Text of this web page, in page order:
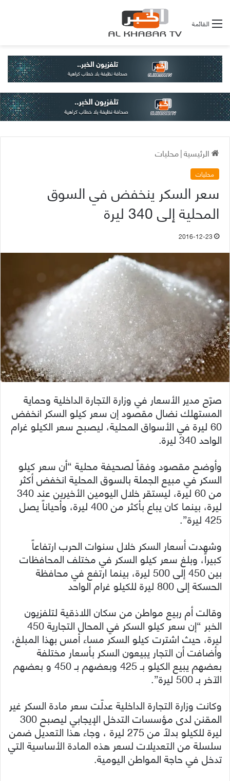
القائمة
الرئيسية|محليات
محليات
سعر السكر ينخفض في السوق
المحلية إلى 340 ليرة
2016-12-23
صرّح مدير الأسعار في وزارة التجارة الداخلية وحماية
المستهلك نضال مقصود إن سعر كيلو السكر انخفض
60 ليرة في الأسواق المحلية، ليصبح سعر الكيلو غرام
الواحد 340 ليرة.
وأوضح مقصود وفقاً لصحيفة محلية “أن سعر كيلو
السكر في مبيع الجملة بالسوق المحلية انخفض أكثر
من 60 ليرة، ليستقر خلال اليومين الأخيرين عند 340
ليرة، بينما كان يباع بأكثر من 400 ليرة، وأحياناً يصل
425 ليرة”.
وشهدت أسعار السكر خلال سنوات الحرب ارتفاعاً
كبيراً، وبلغ سعر كيلو السكر في مختلف المحافظات
بين 450 إلى 500 ليرة، بينما ارتفع في محافظة
الحسكة إلى 800 ليرة للكيلو غرام الواحد
وقالت أم ربيع مواطن من سكان اللاذقية لتلفزيون
الخبر “إن سعر كيلو السكر في المحال التجارية 450
ليرة، حيث اشترت كيلو السكر مساء أمس بهذا المبلغ،
وأضافت أن التجار يبيعون السكر بأسعار مختلفة
بعضهم يبيع الكيلو بـ 425 وبعضهم بـ 450 و بعضهم
الآخر بـ 500 ليرة”.
وكانت وزارة التجارة الداخلية عدلّت سعر مادة السكر غير
المقنن لدى مؤسسات التدخل الإيجابي ليصبح 300
ليرة للكيلو بدلاً من 275 ليرة ، وجاء هذا التعديل ضمن
سلسلة من التعديلات لسعر هذه المادة الأساسية التي
تدخل في حاجة المواطن اليومية.